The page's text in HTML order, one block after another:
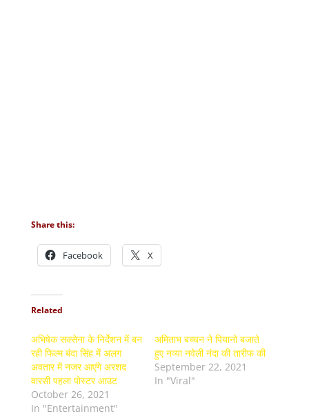
Share this:
Facebook X
Related
अभिषेक सक्सेना के निर्देशन में बन
रही फिल्म बंदा सिंह में अलग
अवतार में नजर आएंगे अरशद
वारसी पहला पोस्टर आउट
October 26, 2021
In "Entertainment"
अमिताभ बच्चन ने पियानो बजाते
हुए नव्या नवेली नंदा की तारीफ की
September 22, 2021
In "Viral"